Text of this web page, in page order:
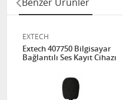
EXTECH
Extech 407750 Bilgisayar
Bağlantılı Ses Kayıt Cihazı